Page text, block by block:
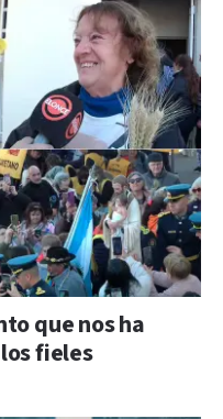
que nos ha
fieles